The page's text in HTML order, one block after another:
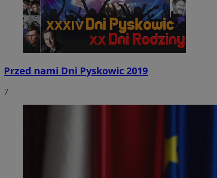
Przed nami Dni Pyskowic 2019
7